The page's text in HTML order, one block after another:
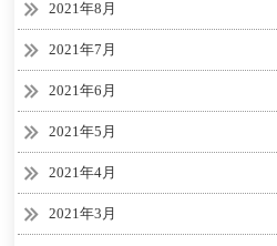
2021年8月
2021年7月
2021年6月
2021年5月
2021年4月
2021年3月